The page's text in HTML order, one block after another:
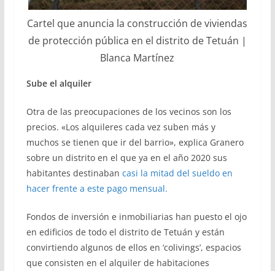
Cartel que anuncia la construcción de viviendas
de protección pública en el distrito de Tetuán |
Blanca Martínez
Sube el alquiler
Otra de las preocupaciones de los vecinos son los
precios. «Los alquileres cada vez suben más y
muchos se tienen que ir del barrio», explica Granero
sobre un distrito en el que ya en el año 2020 sus
habitantes destinaban casi la mitad del sueldo en
hacer frente a este pago mensual.
Fondos de inversión e inmobiliarias han puesto el ojo
en edificios de todo el distrito de Tetuán y están
convirtiendo algunos de ellos en ‘colivings’, espacios
que consisten en el alquiler de habitaciones